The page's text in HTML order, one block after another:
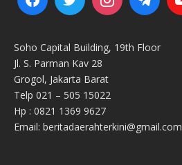
Soho Capital Building, 19th Floor
Jl. S. Parman Kav 28
Grogol, Jakarta Barat
Telp 021 – 505 15022
Hp : 0821 1369 9627
Email: beritadaerahterkini@gmail.com